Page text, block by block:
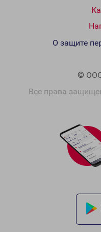
©
Все права
О защите